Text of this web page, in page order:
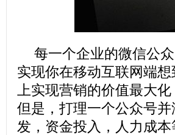
每一个企业的微信公
实现你在移动互联网端
上实现营销的价值最大
但是，打理一个公众号
发，资金投入，人力成